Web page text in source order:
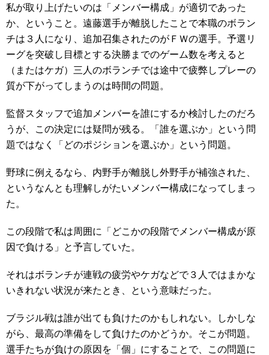
私が取り上げたいのは「メンバー構成」が適切であった
か、ということ。遠藤選手が離脱したことで本職のボラン
チは３人になり、追加召集されたのがＦＷの選手。予選リ
ーグを突破し目標とする決勝までのゲーム数を考えると
（またはケガ）三人のボランチでは途中で疲弊しプレーの
質が下がってしまうのは時間の問題。
監督スタッフで追加メンバーを誰にするか検討したのだろ
うが、この決定には疑問が残る。「誰を選ぶか」という問
題ではなく「どのポジションを選ぶか」という問題。
野球に例えるなら、内野手が離脱し外野手が補強された、
というなんとも理解しがたいメンバー構成になってしまっ
た。
この段階で私は周囲に「どこかの段階でメンバー構成が原
因で負ける」と予言していた。
それはボランチが連戦の疲労やケガなどで３人ではまかな
いきれない状況が来たとき、という意味だった。
ブラジル戦は誰が出ても負けたのかもしれない。しかしな
がら、最高の準備をして負けたのかどうか。そこが問題。
選手たちが負けの原因を「個」にすることで、この問題に